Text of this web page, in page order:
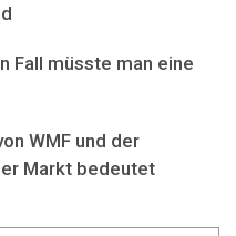
Fall müsste man eine
WMF und der
Markt bedeutet